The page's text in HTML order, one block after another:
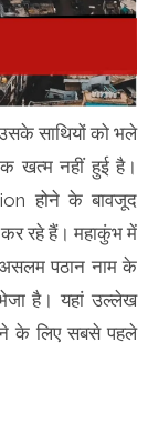
साथियों को भले
खत्म नहीं हुई है।
होने के बावजूद
रहे हैं। महाकुंभ में
असलम पठान नाम के
है। यहां उल्लेख
के लिए सबसे पहले